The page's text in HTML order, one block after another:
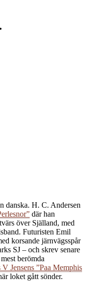
danska. H. C. Andersen
där han
över Själland, med
Futuristen Emil
korsande järnvägsspår
SJ – och skrev senare
berömda
V Jensens ”Paa Memphis
loket gått sönder.